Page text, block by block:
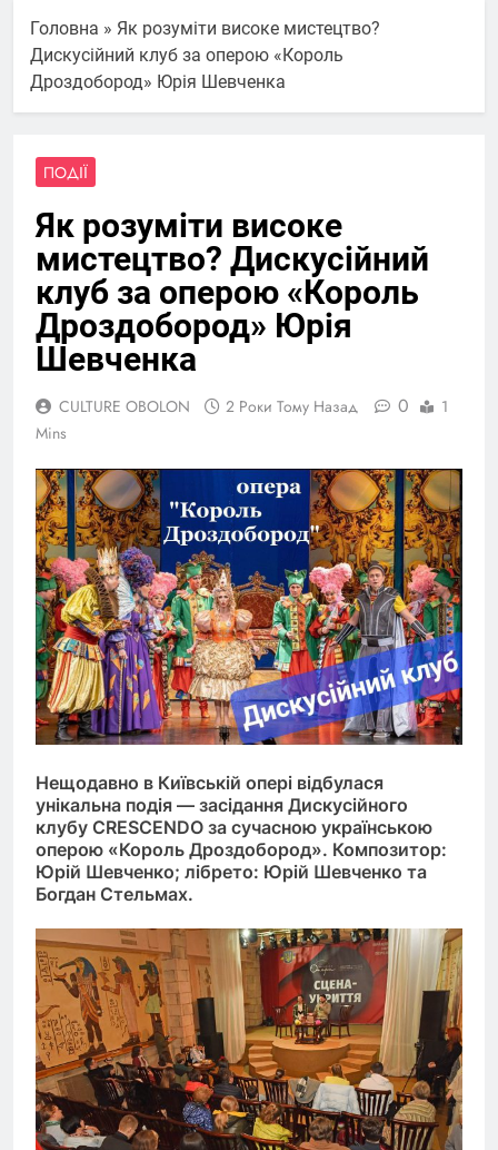
Головна » Як розуміти високе мистецтво?
Дискусійний клуб за оперою «Король
Дроздобород» Юрія Шевченка
ПОДІЇ
Як розуміти високе
мистецтво? Дискусійний
клуб за оперою «Король
Дроздобород» Юрія
Шевченка
CULTURE OBOLON 2 Роки Тому Назад 0
1
Mins
Нещодавно в Київській опері відбулася
унікальна подія — засідання Дискусійного
клубу CRESCENDO за сучасною українською
оперою «Король Дроздобород». Композитор:
Юрій Шевченко; лібрето: Юрій Шевченко та
Богдан Стельмах.